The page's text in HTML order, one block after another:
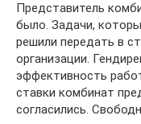
Представитель
было. Задачи,
решили передать в
организации.
эффективность
ставки комбинат
согласились.